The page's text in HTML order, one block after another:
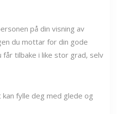
på din visning av
du mottar for din gode
tilbake i like stor grad, selv
fylle deg med glede og